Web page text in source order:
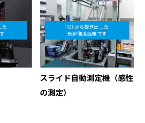
た
PDFから抜き出した
低解像度画像です
スライド自動測定機（感性
の測定）